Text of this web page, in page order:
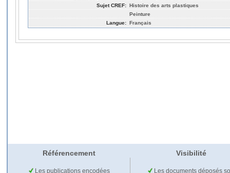
Sujet CREF: Histoire des arts plastiques
Peinture
Langue: Français
Référencement Visibilité
Les publications encodées
Les documents déposés